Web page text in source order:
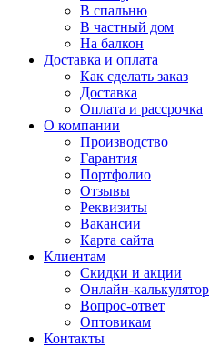
В спальню
В частный дом
На балкон
Доставка и оплата
Как сделать заказ
Доставка
Оплата и рассрочка
О компании
Производство
Гарантия
Портфолио
Отзывы
Реквизиты
Вакансии
Карта сайта
Клиентам
Скидки и акции
Онлайн-калькулятор
Вопрос-ответ
Оптовикам
Контакты